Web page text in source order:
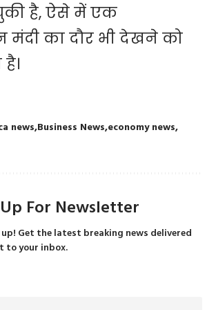
है, ऐसे में एक
मंदी का दौर भी देखने को
news Business News economy news
For Newsletter
up! Get the latest breaking news delivered
to your inbox.